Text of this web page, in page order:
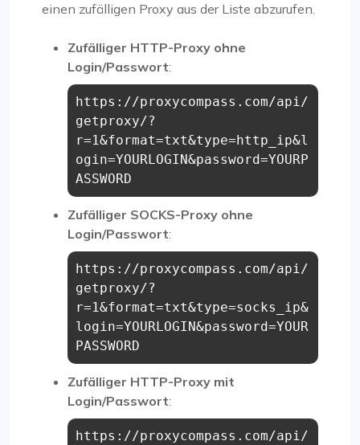
einen zufälligen Proxy aus der Liste abzurufen.
Zufälliger HTTP-Proxy ohne
Login/Passwort:
https://proxycompass.com/api/
getproxy/?
r=1&format=txt&type=http_ip&l
ogin=YOURLOGIN&password=YOURP
ASSWORD
Zufälliger SOCKS-Proxy ohne
Login/Passwort:
https://proxycompass.com/api/
getproxy/?
r=1&format=txt&type=socks_ip&
login=YOURLOGIN&password=YOUR
PASSWORD
Zufälliger HTTP-Proxy mit
Login/Passwort:
https://proxycompass.com/api/